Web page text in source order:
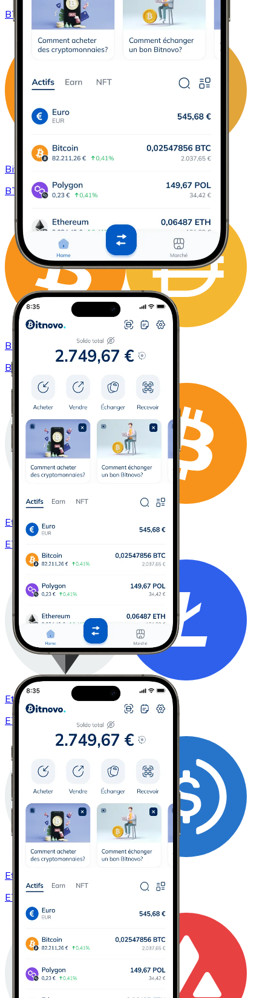
BTC / XRP
Bitcoin à ZCash
BTC / ZEC
Bitcoin à DAI
BTC / DAI
Ethereum à Bitcoin
ETH / BTC
Ethereum à Litecoin
ETH / LTC
Ethereum à USD Coin
ETH / USDC